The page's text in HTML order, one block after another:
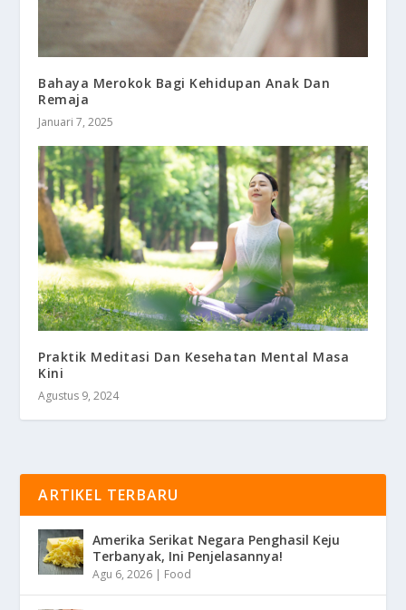
Bahaya Merokok Bagi Kehidupan Anak Dan
Remaja
Januari 7, 2025
Praktik Meditasi Dan Kesehatan Mental Masa
Kini
Agustus 9, 2024
ARTIKEL TERBARU
Amerika Serikat Negara Penghasil Keju
Terbanyak, Ini Penjelasannya!
Agu 6, 2026 | Food